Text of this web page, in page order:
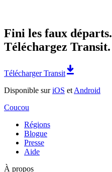
Fini les faux départs.
Téléchargez Transit.
Télécharger Transit
Disponible suriOS et Android
Coucou
Régions
Blogue
Presse
Aide
À propos